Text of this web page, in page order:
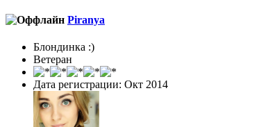
Piranya
Блондинка :)
Ветеран
Дата регистрации: Окт 2014